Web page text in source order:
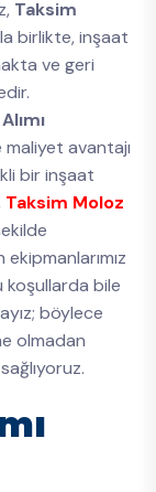
Taksim
birlikte, inşaat
ve geri
avantajı
bir inşaat
Taksim Moloz
koşullarda bile
böylece
olmadan